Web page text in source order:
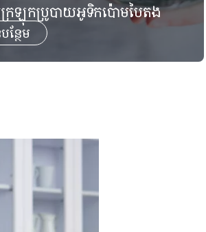
ក្រឡុកប្រូបាយអូទិកប៉ោមបៃតង
ន្ថែម